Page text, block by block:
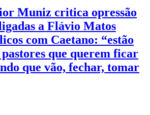
Muniz critica opressão
a Flávio Matos
com Caetano: “estão
pastores que querem ficar
que vão, fechar, tomar